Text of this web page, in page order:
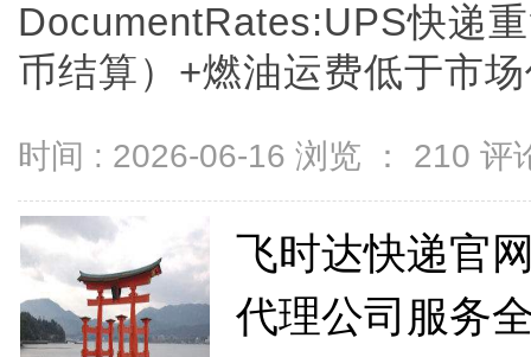
DocumentRates:UPS快递
币结算）+燃油运费低于市
时间 : 2026-06-16 浏览 ： 210 评
飞时达快递官
代理公司服务